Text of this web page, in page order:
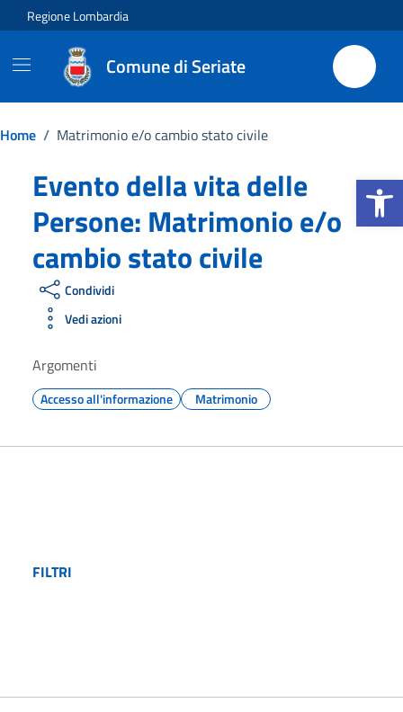
Apri la
Vai ai contenuti
Vai al footer
Regione Lombardia
Comune di Seriate
Home / Matrimonio e/o cambio stato civile
Evento della vita delle
Persone: Matrimonio e/o
cambio stato civile
Condividi
Vedi azioni
Argomenti
Accesso all'informazione Matrimonio
FILTRI